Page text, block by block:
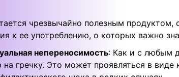
чрезвычайно полезным
к ее употреблению, о которых важно
непереносимость: Как и с любым
на гречку. Это может проявляться в